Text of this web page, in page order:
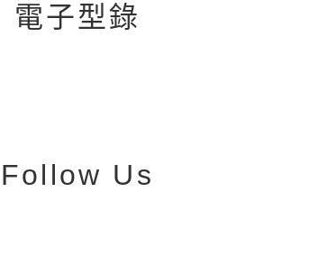
電子型錄
Follow Us